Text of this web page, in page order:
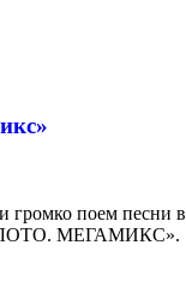
громко поем песни в
МЕГАМИКС».